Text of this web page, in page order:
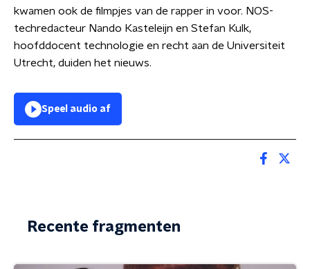
kwamen ook de filmpjes van de rapper in voor. NOS-
techredacteur Nando Kasteleijn en Stefan Kulk,
hoofddocent technologie en recht aan de Universiteit
Utrecht, duiden het nieuws.
Speel audio af
Recente fragmenten